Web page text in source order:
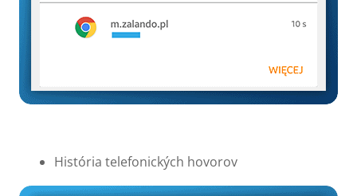
História telefonických hovorov